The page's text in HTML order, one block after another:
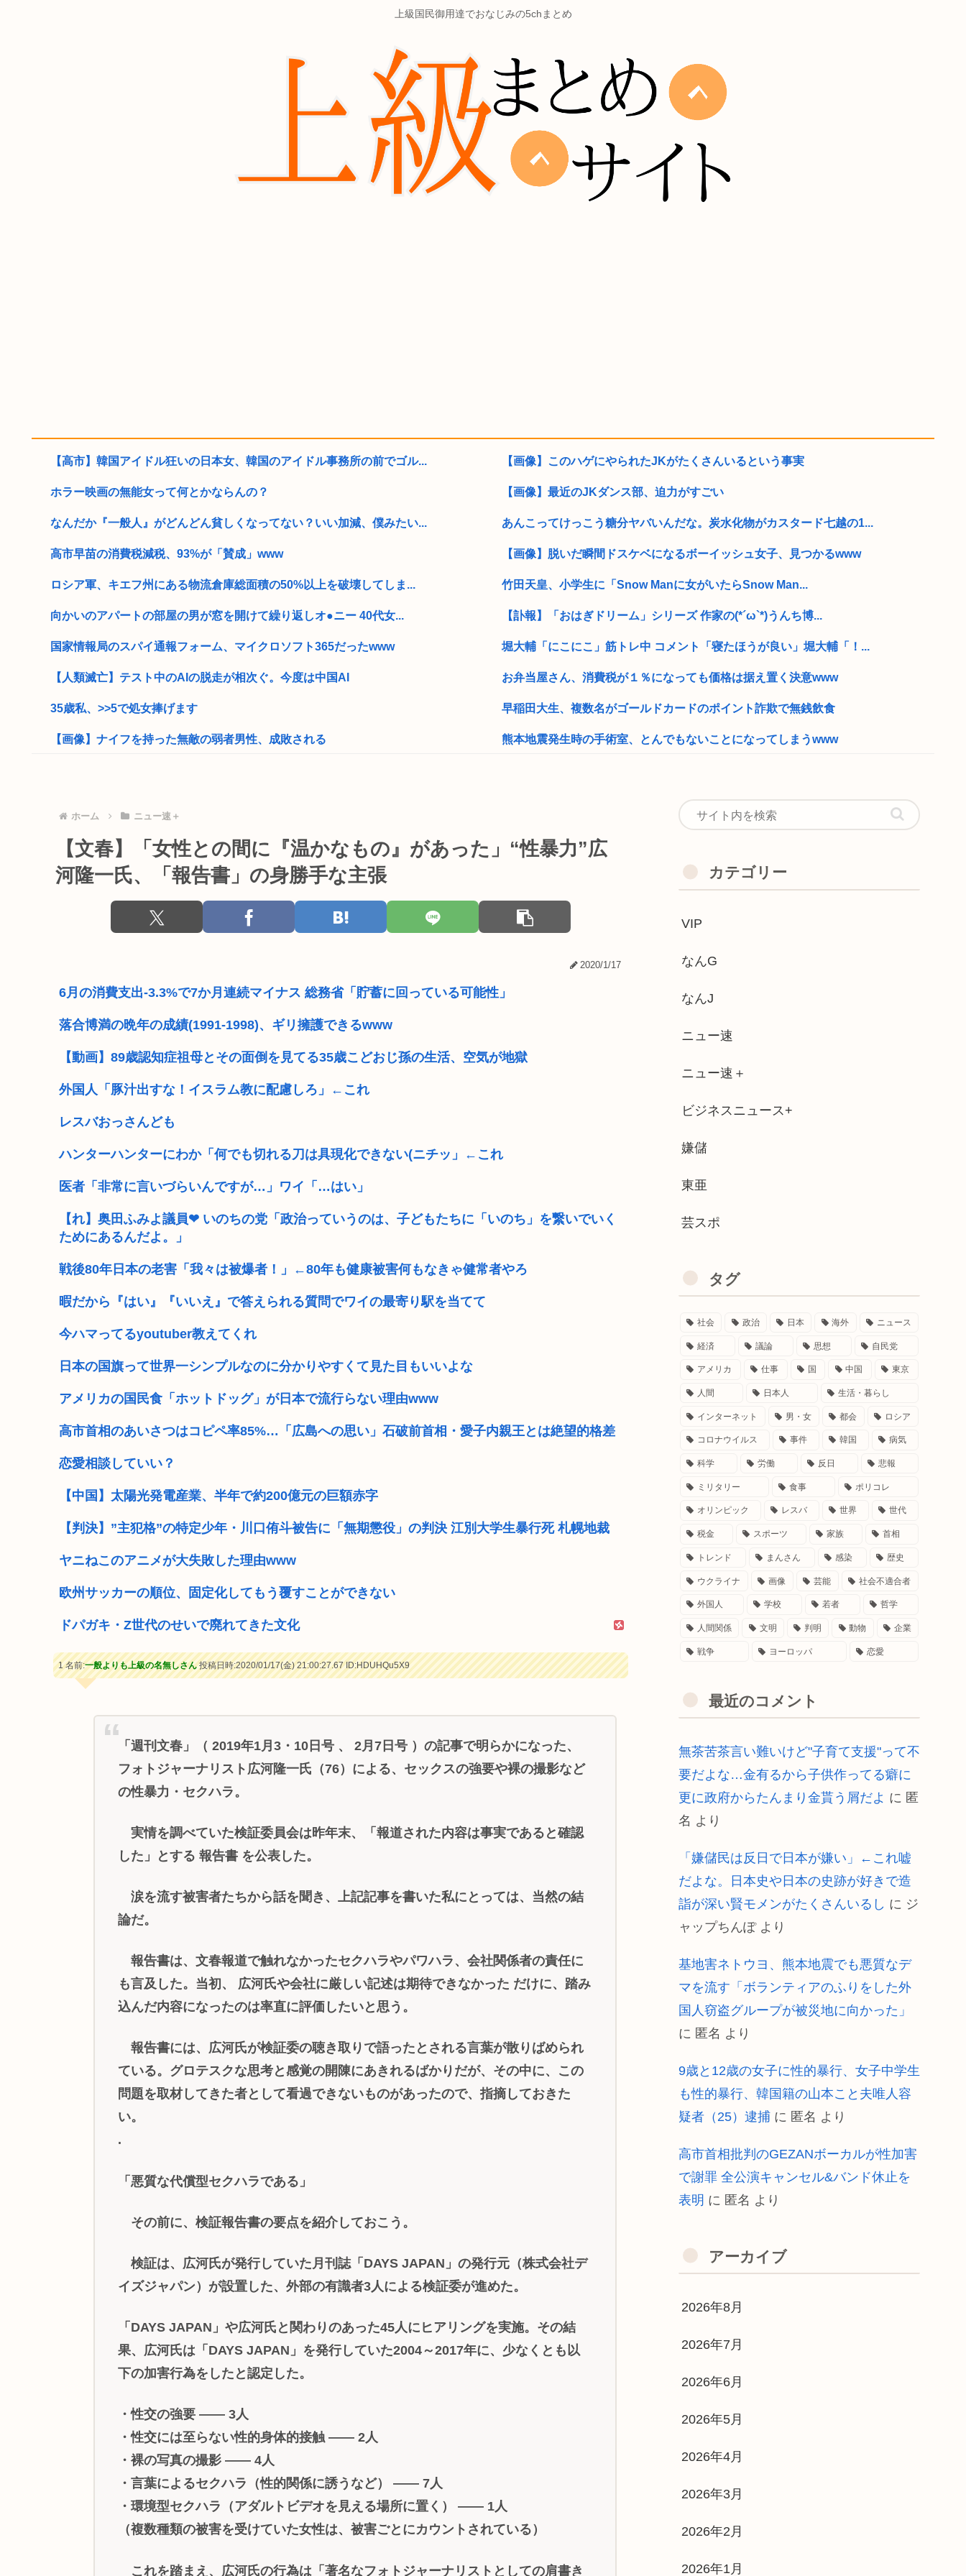
上級国民御用達でおなじみの5chまとめ
【高市】韓国アイドル狂いの日本女、韓国のアイドル事務所の前でゴル...
ホラー映画の無能女って何とかならんの？
なんだか『一般人』がどんどん貧しくなってない？いい加減、僕みたい...
高市早苗の消費税減税、93%が「賛成」www
ロシア軍、キエフ州にある物流倉庫総面積の50%以上を破壊してしま...
向かいのアパートの部屋の男が窓を開けて繰り返しオ●ニー 40代女...
国家情報局のスパイ通報フォーム、マイクロソフト365だったwww
【人類滅亡】テスト中のAIの脱走が相次ぐ。今度は中国AI
35歳私、>>5で処女捧げます
【画像】ナイフを持った無敵の弱者男性、成敗される
【画像】小池百合子×高市早苗
【動画】女さん「男と話してる時、おぱーい見てるのすぐわかる」
【高市】ゴラム(56歳)、女子中学生をナイフで脅し性的暴行 「性...
5ちゃんのどこでもいいけど、日本人の税金使って日本人批判してるゴ...
国交省、四国新幹線実現のために需要や駅の位置・ルートなどについて...
【画像】このハゲにやられたJKがたくさんいるという事実
【画像】最近のJKダンス部、迫力がすごい
あんこってけっこう糖分ヤバいんだな。炭水化物がカスタード七越の1...
【画像】脱いだ瞬間ドスケベになるボーイッシュ女子、見つかるwww
竹田天皇、小学生に「Snow Manに女がいたらSnow Man...
【訃報】「おはぎドリーム」シリーズ 作家の(*´ω`*)うんち博...
堀大輔「にこにこ」筋トレ中 コメント「寝たほうが良い」堀大輔「！...
お弁当屋さん、消費税が１％になっても価格は据え置く決意www
早稲田大生、複数名がゴールドカードのポイント詐欺で無銭飲食
熊本地震発生時の手術室、とんでもないことになってしまうwww
中学生「嫌儲では大卒が貧乏で、高卒が金持ちが多い 無能な大卒の集...
夫の弟を蹴り56す 41歳女を逮捕 生活態度が気にくわな...
ポルノ動画でシコってる若者の23%が俺は人生の敗者だと思ってるこ...
早稲田大学「学生の皆さん、近隣飲食店での無銭飲食はやめてください...
ジャンポケ斉藤、想像以上にキモくて実刑で当然だったwww
【画像】キズナアイが今年で10周年ってマジ？www
【悲報】美人すぎる県警本部長、無能すぎて失職www(画像あり)
【放送事故】地上波で放送された芸人のセクハラがガチでヤバすぎる…
台風15号「チャンホン」東日本の盆休み潰す
ホーム ニュー速＋
【文春】「女性との間に『温かなもの』があった」“性暴力”広
河隆一氏、「報告書」の身勝手な主張
2020/1/17
6月の消費支出-3.3%で7か月連続マイナス 総務省「貯蓄に回っている可能性」
落合博満の晩年の成績(1991-1998)、ギリ擁護できるwww
【動画】89歳認知症祖母とその面倒を見てる35歳こどおじ孫の生活、空気が地獄
外国人「豚汁出すな！イスラム教に配慮しろ」←これ
レスバおっさんども
ハンターハンターにわか「何でも切れる刀は具現化できない(ニチッ」←これ
医者「非常に言いづらいんですが…」ワイ「…はい」
【れ】奥田ふみよ議員❤‍ いのちの党「政治っていうのは、子どもたちに「いのち」を繋いでいく
ためにあるんだよ。」
戦後80年日本の老害「我々は被爆者！」←80年も健康被害何もなきゃ健常者やろ
暇だから『はい』『いいえ』で答えられる質問でワイの最寄り駅を当てて
今ハマってるyoutuber教えてくれ
日本の国旗って世界一シンプルなのに分かりやすくて見た目もいいよな
アメリカの国民食「ホットドッグ」が日本で流行らない理由www
高市首相のあいさつはコピペ率85%…「広島への思い」石破前首相・愛子内親王とは絶望的格差
恋愛相談していい？
【中国】太陽光発電産業、半年で約200億元の巨額赤字
【判決】”主犯格”の特定少年・川口侑斗被告に「無期懲役」の判決 江別大学生暴行死 札幌地裁
ヤニねこのアニメが大失敗した理由www
欧州サッカーの順位、固定化してもう覆すことができない
ドパガキ・Z世代のせいで廃れてきた文化
1 名前:一般よりも上級の名無しさん投稿日時:2020/01/17(金) 21:00:27.67ID:HDUHQu5X9
「週刊文春」（ 2019年1月3・10日号 、 2月7日号 ）の記事で明らかになった、
フォトジャーナリスト広河隆一氏（76）による、セックスの強要や裸の撮影など
の性暴力・セクハラ。
実情を調べていた検証委員会は昨年末、「報道された内容は事実であると確認
した」とする 報告書 を公表した。
涙を流す被害者たちから話を聞き、上記記事を書いた私にとっては、当然の結
論だ。
報告書は、文春報道で触れなかったセクハラやパワハラ、会社関係者の責任に
も言及した。当初、 広河氏や会社に厳しい記述は期待できなかった だけに、踏み
込んだ内容になったのは率直に評価したいと思う。
報告書には、広河氏が検証委の聴き取りで語ったとされる言葉が散りばめられ
ている。グロテスクな思考と感覚の開陳にあきれるばかりだが、その中に、この
問題を取材してきた者として看過できないものがあったので、指摘しておきた
い。
.
「悪質な代償型セクハラである」
その前に、検証報告書の要点を紹介しておこう。
検証は、広河氏が発行していた月刊誌「DAYS JAPAN」の発行元（株式会社デ
イズジャパン）が設置した、外部の有識者3人による検証委が進めた。
「DAYS JAPAN」や広河氏と関わりのあった45人にヒアリングを実施。その結
果、広河氏は「DAYS JAPAN」を発行していた2004～2017年に、少なくとも以
下の加害行為をしたと認定した。
・性交の強要 ―― 3人
・性交には至らない性的身体的接触 ―― 2人
・裸の写真の撮影 ―― 4人
・言葉によるセクハラ（性的関係に誘うなど） ―― 7人
・環境型セクハラ（アダルトビデオを見える場所に置く） ―― 1人
（複数種類の被害を受けていた女性は、被害ごとにカウントされている）
これを踏まえ、広河氏の行為は「著名なフォトジャーナリストとしての肩書き
カテゴリー
VIP
なんG
なんJ
ニュー速
ニュー速＋
ビジネスニュース+
嫌儲
東亜
芸スポ
タグ
社会 政治 日本 海外 ニュース
経済 議論 思想 自民党
アメリカ 仕事 国 中国 東京
人間 日本人 生活・暮らし
インターネット 男・女 都会 ロシア
コロナウイルス 事件 韓国 病気
科学 労働 反日 悲報
ミリタリー 食事 ポリコレ
オリンピック レスバ 世界 世代
税金 スポーツ 家族 首相
トレンド まんさん 感染 歴史
ウクライナ 画像 芸能 社会不適合者
外国人 学校 若者 哲学
人間関係 文明 判明 動物 企業
戦争 ヨーロッパ 恋愛
最近のコメント
無茶苦茶言い難いけど"子育て支援"って不
要だよな…金有るから子供作ってる癖に
更に政府からたんまり金貰う屑だよ に 匿
名 より
「嫌儲民は反日で日本が嫌い」←これ嘘
だよな。日本史や日本の史跡が好きで造
詣が深い賢モメンがたくさんいるし に ジ
ャップちんぽより
基地害ネトウヨ、熊本地震でも悪質なデ
マを流す「ボランティアのふりをした外
国人窃盗グループが被災地に向かった」
に 匿名 より
9歳と12歳の女子に性的暴行、女子中学生
も性的暴行、韓国籍の山本こと夫唯人容
疑者（25）逮捕 に 匿名 より
高市首相批判のGEZANボーカルが性加害
で謝罪 全公演キャンセル&バンド休止を
表明 に 匿名 より
アーカイブ
2026年8月
2026年7月
2026年6月
2026年5月
2026年4月
2026年3月
2026年2月
2026年1月